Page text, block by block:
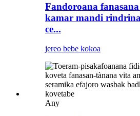
Fandoroana
kamar mandi
ce...
jereo bebe kokoa
Any